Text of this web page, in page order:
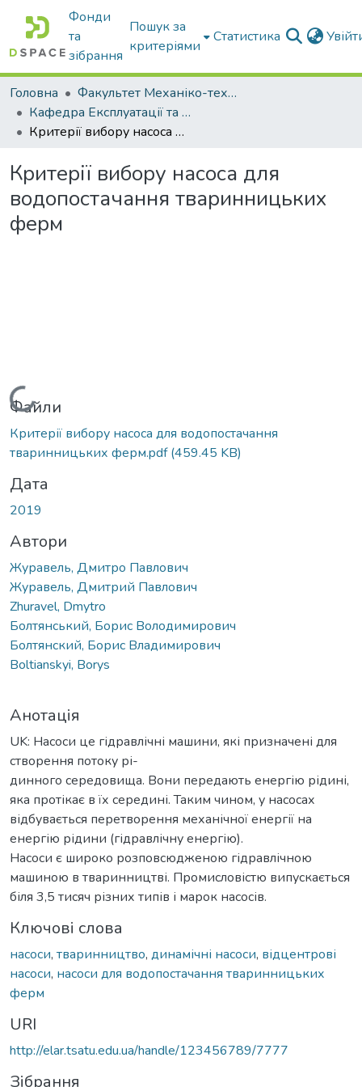
Фонди
та
зібрання
Пошук за
критеріями
Статистика
Головна
Факультет Механіко-технологічний
Кафедра Експлуатації та технічного сервісу машин
Критерії вибору насоса для водопостачання тваринницьких ферм
Критерії вибору насоса для
водопостачання тваринницьких
ферм
Вантажиться...
Файли
Критерії вибору насоса для водопостачання
тваринницьких ферм.pdf(459.45 KB)
Дата
2019
Автори
Журавель, Дмитро Павлович
Журавель, Дмитрий Павлович
Zhuravel, Dmytro
Болтянський, Борис Володимирович
Болтянский, Борис Владимирович
Boltianskyi, Borys
Анотація
UK: Насоси це гідравлічні машини, які призначені для
створення потоку рі-
динного середовища. Вони передають енергію рідині,
яка протікає в їх середині. Таким чином, у насосах
відбувається перетворення механічної енергії на
енергію рідини (гідравлічну енергію).
Насоси є широко розповсюдженою гідравлічною
машиною в тваринництві. Промисловістю випускається
біля 3,5 тисяч різних типів і марок насосів.
Ключові слова
насоси, тваринництво, динамічні насоси, відцентрові
насоси, насоси для водопостачання тваринницьких
ферм
URI
http://elar.tsatu.edu.ua/handle/123456789/7777
Зібрання